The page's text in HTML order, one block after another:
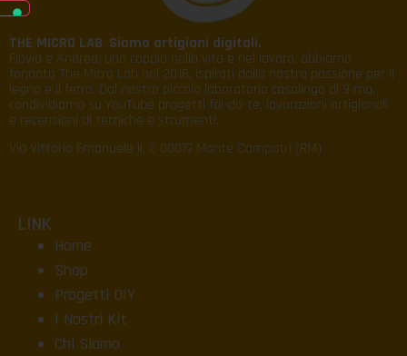
THE MICRO LAB. Siamo artigiani digitali.
Flavia e Andrea, una coppia nella vita e nel lavoro, abbiamo
fondato The Micro Lab nel 2016, ispirati dalla nostra passione per il
legno e il ferro. Dal nostro piccolo laboratorio casalingo di 9 mq,
condividiamo su YouTube progetti fai-da-te, lavorazioni artigianali
e recensioni di tecniche e strumenti.
Via Vittorio Emanuele II, 2 00077 Monte Compatri (RM)
LINK
Home
Shop
Progetti DIY
I Nostri Kit
Chi Siamo